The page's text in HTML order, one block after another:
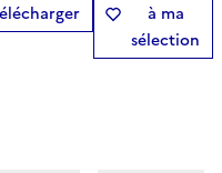
à ma
sélection